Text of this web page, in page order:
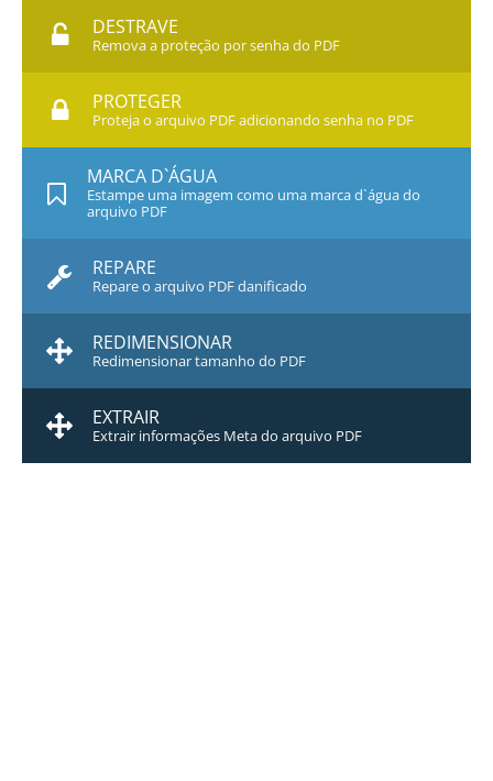
DESTRAVE
Remova a proteção por senha do PDF
PROTEGER
Proteja o arquivo PDF adicionando senha no PDF
MARCA D`ÁGUA
Estampe uma imagem como uma marca d`água do
arquivo PDF
REPARE
Repare o arquivo PDF danificado
REDIMENSIONAR
Redimensionar tamanho do PDF
EXTRAIR
Extrair informações Meta do arquivo PDF